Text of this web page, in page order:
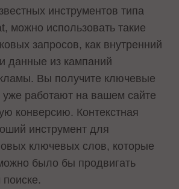
инструментов типа
можно использовать такие
запросов, как внутренний
данные из кампаний
Вы получите ключевые
уже работают на вашем сайте
конверсию. Контекстная
инструмент для
ключевых слов, которые
было бы продвигать